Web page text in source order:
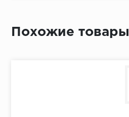
Похожие товары